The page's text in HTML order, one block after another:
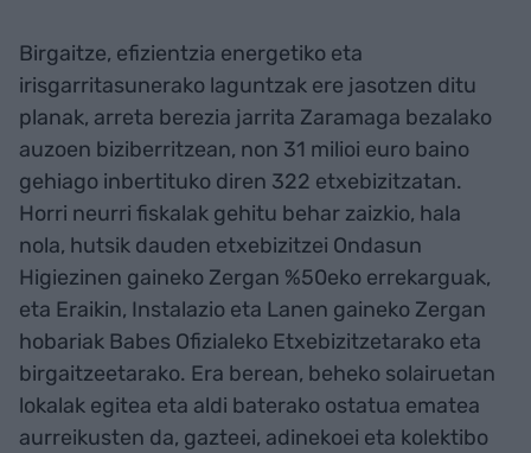
Birgaitze, efizientzia energetiko eta
irisgarritasunerako laguntzak ere jasotzen ditu
planak, arreta berezia jarrita Zaramaga bezalako
auzoen biziberritzean, non 31 milioi euro baino
gehiago inbertituko diren 322 etxebizitzatan.
Horri neurri fiskalak gehitu behar zaizkio, hala
nola, hutsik dauden etxebizitzei Ondasun
Higiezinen gaineko Zergan %50eko errekarguak,
eta Eraikin, Instalazio eta Lanen gaineko Zergan
hobariak Babes Ofizialeko Etxebizitzetarako eta
birgaitzeetarako. Era berean, beheko solairuetan
lokalak egitea eta aldi baterako ostatua ematea
aurreikusten da, gazteei, adinekoei eta kolektibo